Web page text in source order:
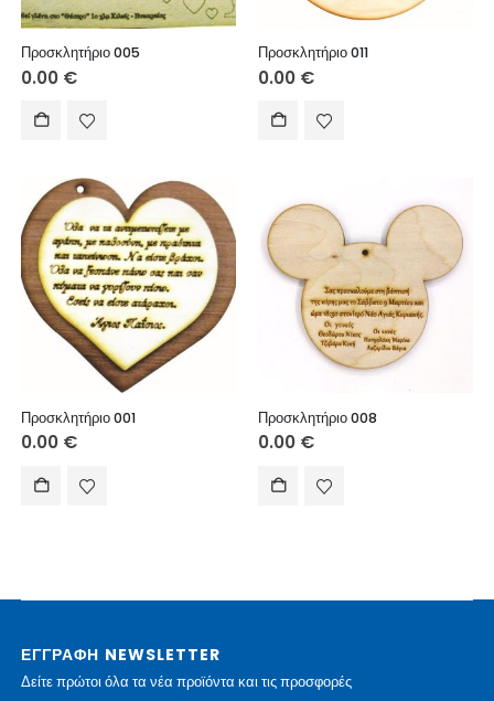
Προσκλητήριο 005
0.00 €
Προσκλητήριο 011
0.00 €
Προσκλητήριο 001
0.00 €
Προσκλητήριο 008
0.00 €
ΕΓΓΡΑΦΗ NEWSLETTER
Δείτε πρώτοι όλα τα νέα προϊόντα και τις προσφορές